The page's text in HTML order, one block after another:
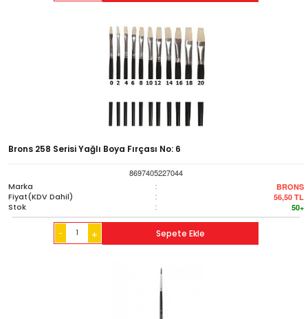
Brons 258 Serisi Yağlı Boya Fırçası No: 6
8697405227044
Marka
: BRONS
Fiyat(KDV Dahil) : 56,50 TL
Stok : 50+
- + Sepete Ekle